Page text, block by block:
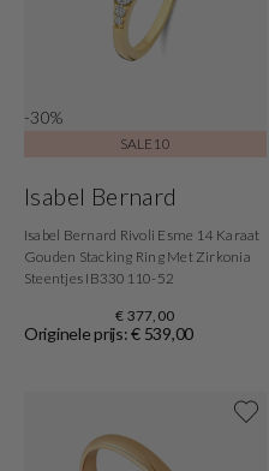
-30%
SALE10
Isabel Bernard
Isabel Bernard Rivoli Esme 14 Karaat
Gouden Stacking Ring Met Zirkonia
Steentjes IB330110-52
€ 377,00
Originele prijs: € 539,00